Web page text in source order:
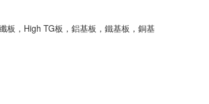
板，High TG板，鋁基板，鐵基板，銅基